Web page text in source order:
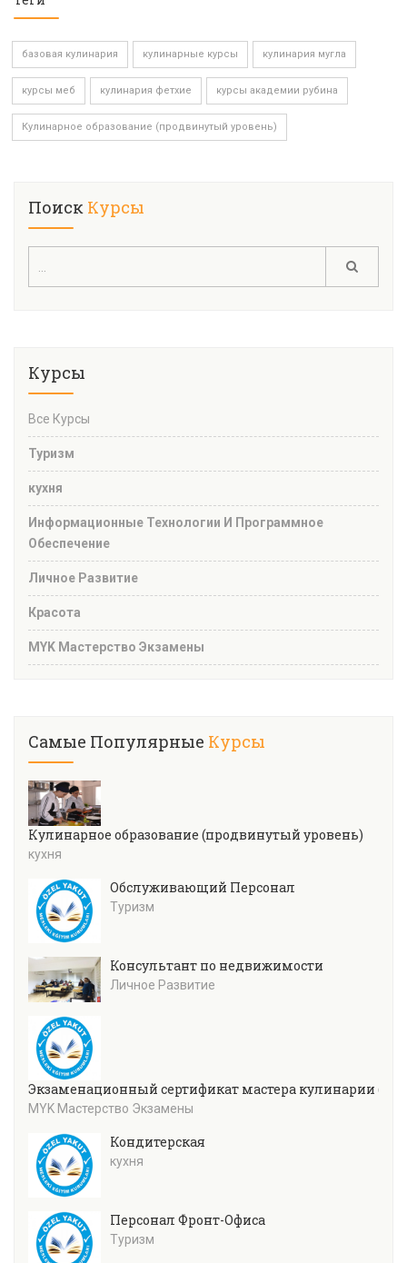
базовая кулинария кулинарные курсы кулинария мугла
курсы меб кулинария фетхие курсы академии рубина
Кулинарное образование (продвинутый уровень)
Поиск Курсы
Курсы
Все Курсы
Туризм
кухня
Информационные Технологии И Программное
Обеспечение
Личное Развитие
Красота
MYK Мастерство Экзамены
Самые Популярные Курсы
Кулинарное образование (продвинутый уровень)
кухня
Обслуживающий Персонал
Туризм
Консультант по недвижимости
Личное Развитие
Экзаменационный сертификат мастера кулинарии
MYK Мастерство Экзамены
Кондитерская
кухня
Персонал Фронт-Офиса
Туризм